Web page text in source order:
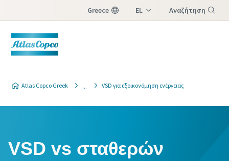
Greece EL Αναζήτηση
Atlas Copco Greek VSD για εξοικονόμηση ενέργειας
VSD vs σταθερών